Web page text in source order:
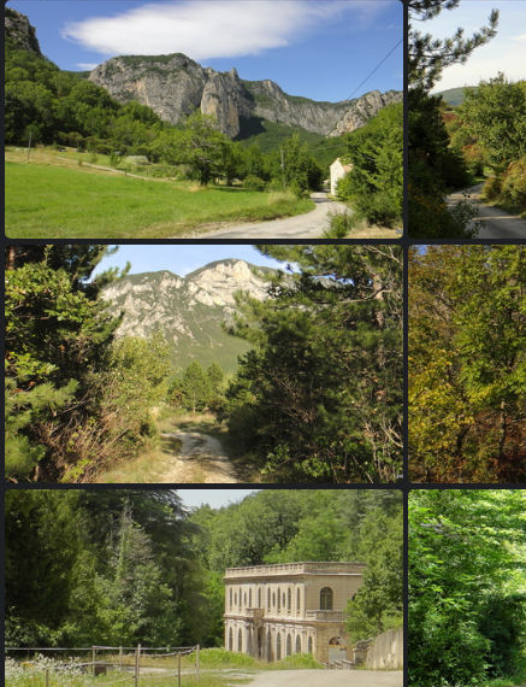
05 - Saou
09 - Saou
13 - Saou